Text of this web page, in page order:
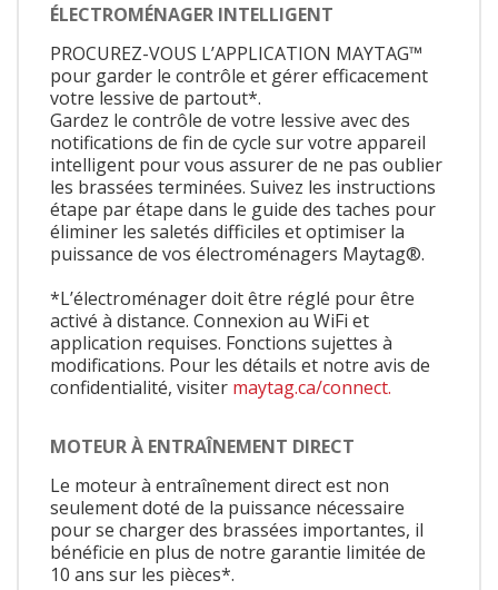
ÉLECTROMÉNAGER INTELLIGENT
PROCUREZ-VOUS L’APPLICATION MAYTAG™
pour garder le contrôle et gérer efficacement
votre lessive de partout*.
Gardez le contrôle de votre lessive avec des
notifications de fin de cycle sur votre appareil
intelligent pour vous assurer de ne pas oublier
les brassées terminées. Suivez les instructions
étape par étape dans le guide des taches pour
éliminer les saletés difficiles et optimiser la
puissance de vos électroménagers Maytag®.
*L’électroménager doit être réglé pour être
activé à distance. Connexion au WiFi et
application requises. Fonctions sujettes à
modifications. Pour les détails et notre avis de
confidentialité, visiter maytag.ca/connect.
MOTEUR À ENTRAÎNEMENT DIRECT
Le moteur à entraînement direct est non
seulement doté de la puissance nécessaire
pour se charger des brassées importantes, il
bénéficie en plus de notre garantie limitée de
10 ans sur les pièces*.